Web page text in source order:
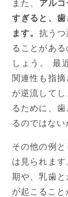
また、 アル
すぎると、
ます。 抗う
ることがあ
しょう。
最
関連性も指
が逆流して
るために、 歯
るのではない
その他の例
は見られます
期や、乳歯
が起こること